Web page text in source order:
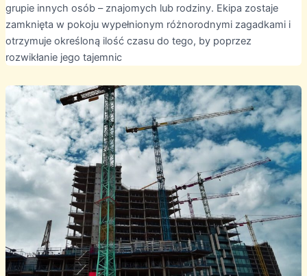
grupie innych osób – znajomych lub rodziny. Ekipa zostaje
zamknięta w pokoju wypełnionym różnorodnymi zagadkami i
otrzymuje określoną ilość czasu do tego, by poprzez
rozwikłanie jego tajemnic